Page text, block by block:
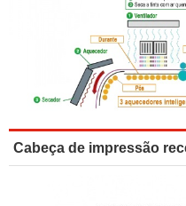
Cabeça de impressão